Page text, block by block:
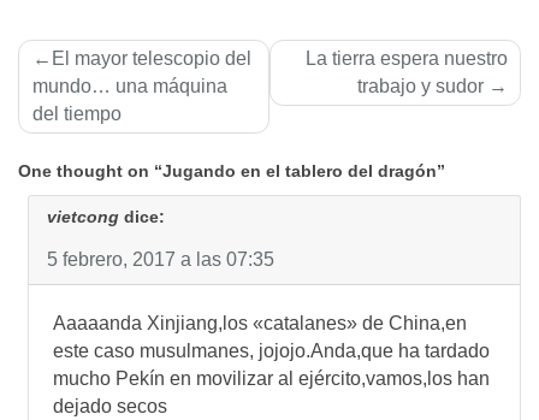
Navegación
de
entradas
El mayor telescopio del
mundo… una máquina
del tiempo
La tierra espera nuestro
trabajo y sudor
One thought on “Jugando en el tablero del dragón”
vietcong dice:
5 febrero, 2017 a las 07:35
Aaaaanda Xinjiang,los «catalanes» de China,en
este caso musulmanes, jojojo.Anda,que ha tardado
mucho Pekín en movilizar al ejército,vamos,los han
dejado secos